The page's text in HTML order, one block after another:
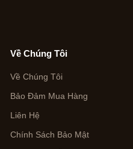
Về Chúng Tôi
Về Chúng Tôi
Bảo Đảm Mua Hàng
Liên Hệ
Chính Sách Bảo Mật